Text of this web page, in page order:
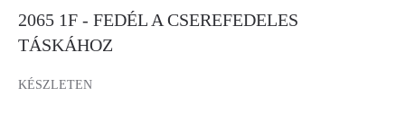
2065 1F - FEDÉL A CSEREFEDELES
TÁSKÁHOZ
KÉSZLETEN